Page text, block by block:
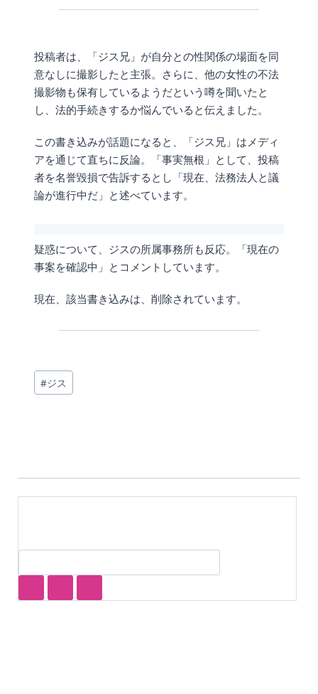
投稿者は、「ジス兄」が自分との性関係の場面を同
意なしに撮影したと主張。さらに、他の女性の不法
撮影物も保有しているようだという噂を聞いたと
し、法的手続きするか悩んでいると伝えました。
この書き込みが話題になると、「ジス兄」はメディ
アを通じて直ちに反論。「事実無根」として、投稿
者を名誉毀損で告訴するとし「現在、法務法人と議
論が進行中だ」と述べています。
疑惑について、ジスの所属事務所も反応。「現在の
事案を確認中」とコメントしています。
現在、該当書き込みは、削除されています。
投
稿
#ジス